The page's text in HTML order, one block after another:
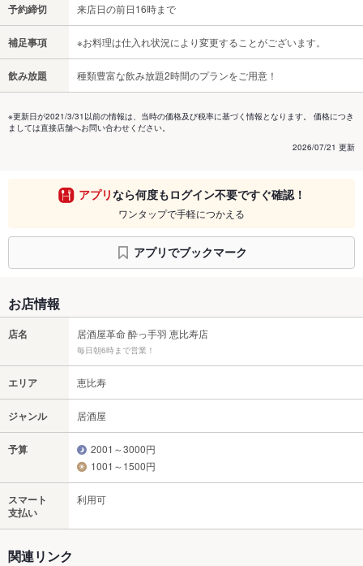
予約締切 来店日の前日16時まで
補足事項 ※お料理は仕入れ状況により変更することがございます。
飲み放題 種類豊富な飲み放題2時間のプランをご用意！
※更新日が2021/3/31以前の情報は、当時の価格及び税率に基づく情報となります。 価格につき
ましては直接店舗へお問い合わせください。
2026/07/21 更新
アプリなら何度もログイン不要ですぐ確認！
ワンタップで手軽につかえる
アプリでブックマーク
お店情報
店名 居酒屋革命 酔っ手羽 恵比寿店
毎日朝6時まで営業！
エリア 恵比寿
ジャンル 居酒屋
予算
2001～3000円
1001～1500円
スマート
支払い
利用可
関連リンク